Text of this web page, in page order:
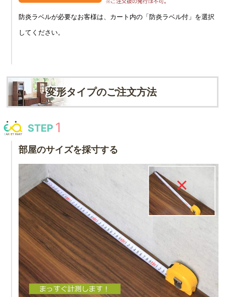
防炎ラベルが必要なお客様は、カート内の「防炎ラベル付」を選択
してください。
変形タイプのご注文方法
STEP
部屋のサイズを採寸する